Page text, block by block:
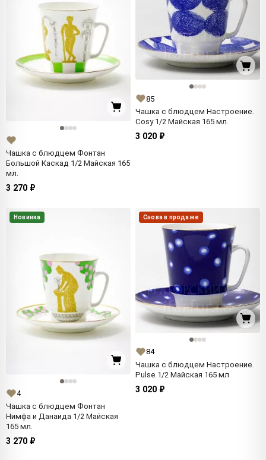
Чашка с блюдцем Фонтан
Большой Каскад 1/2 Майская 165
мл.
3 270 ₽
85
Чашка с блюдцем Настроение.
Cosy 1/2 Майская 165 мл.
3 020 ₽
Новинка
4
Чашка с блюдцем Фонтан
Нимфа и Данаида 1/2 Майская
165 мл.
3 270 ₽
Снова в продаже
84
Чашка с блюдцем Настроение.
Pulse 1/2 Майская 165 мл.
3 020 ₽